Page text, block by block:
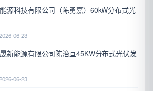
源科技有限公司（陈勇嘉）60kW分布式光
06-23
新能源有限公司陈治亘45KW分布式光伏发
06-23